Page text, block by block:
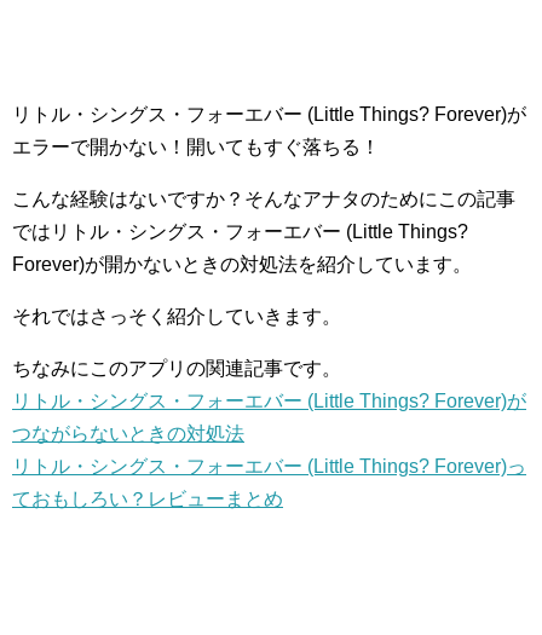
リトル・シングス・フォーエバー (Little Things? Forever)が
エラーで開かない！開いてもすぐ落ちる！
こんな経験はないですか？そんなアナタのためにこの記事
ではリトル・シングス・フォーエバー (Little Things?
Forever)が開かないときの対処法を紹介しています。
それではさっそく紹介していきます。
ちなみにこのアプリの関連記事です。
リトル・シングス・フォーエバー (Little Things? Forever)が
つながらないときの対処法
リトル・シングス・フォーエバー (Little Things? Forever)っ
ておもしろい？レビューまとめ